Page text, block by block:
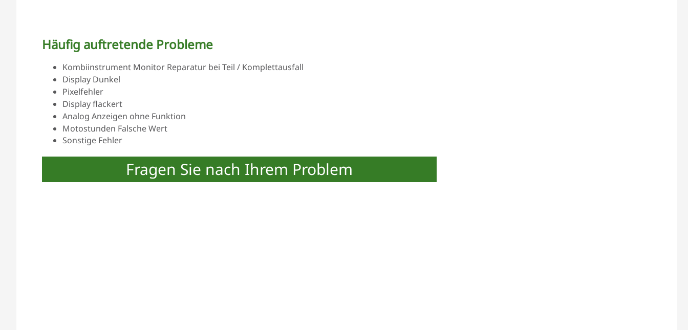
Häufig auftretende Probleme
Kombiinstrument Monitor Reparatur bei Teil / Komplettausfall
Display Dunkel
Pixelfehler
Display flackert
Analog Anzeigen ohne Funktion
Motostunden Falsche Wert
Sonstige Fehler
Fragen Sie nach Ihrem Problem